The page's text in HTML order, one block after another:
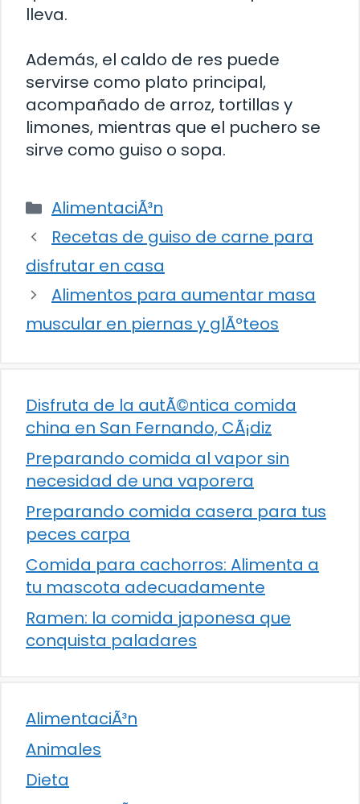
lleva.
Además, el caldo de res puede
servirse como plato principal,
acompañado de arroz, tortillas y
limones, mientras que el puchero se
sirve como guiso o sopa.
Categorías
AlimentaciÃ³n
Recetas de guiso de carne para
disfrutar en casa
Alimentos para aumentar masa
muscular en piernas y glÃºteos
Disfruta de la autÃ©ntica comida
china en San Fernando, CÃ¡diz
Preparando comida al vapor sin
necesidad de una vaporera
Preparando comida casera para tus
peces carpa
Comida para cachorros: Alimenta a
tu mascota adecuadamente
Ramen: la comida japonesa que
conquista paladares
AlimentaciÃ³n
Animales
Dieta